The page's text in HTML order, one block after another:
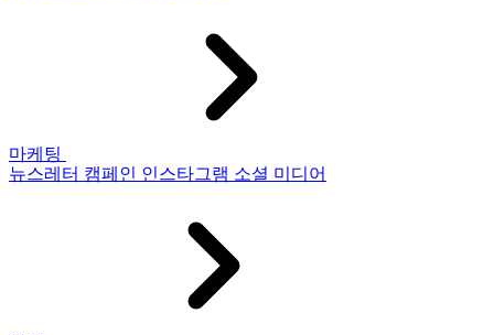
마케팅
뉴스레터 캠페인 인스타그램 소셜 미디어